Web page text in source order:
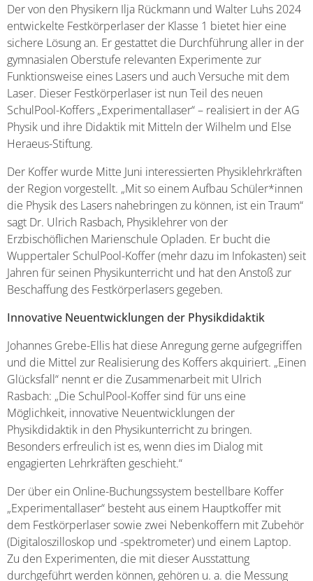
Der von den Physikern Ilja Rückmann und Walter Luhs 2024
entwickelte Festkörperlaser der Klasse 1 bietet hier eine
sichere Lösung an. Er gestattet die Durchführung aller in der
gymnasialen Oberstufe relevanten Experimente zur
Funktionsweise eines Lasers und auch Versuche mit dem
Laser. Dieser Festkörperlaser ist nun Teil des neuen
SchulPool-Koffers „Experimentallaser“ – realisiert in der AG
Physik und ihre Didaktik mit Mitteln der Wilhelm und Else
Heraeus-Stiftung.
Der Koffer wurde Mitte Juni interessierten Physiklehrkräften
der Region vorgestellt. „Mit so einem Aufbau Schüler*innen
die Physik des Lasers nahebringen zu können, ist ein Traum“
sagt Dr. Ulrich Rasbach, Physiklehrer von der
Erzbischöflichen Marienschule Opladen. Er bucht die
Wuppertaler SchulPool-Koffer (mehr dazu im Infokasten) seit
Jahren für seinen Physikunterricht und hat den Anstoß zur
Beschaffung des Festkörperlasers gegeben.
Innovative Neuentwicklungen der Physikdidaktik
Johannes Grebe-Ellis hat diese Anregung gerne aufgegriffen
und die Mittel zur Realisierung des Koffers akquiriert. „Einen
Glücksfall“ nennt er die Zusammenarbeit mit Ulrich
Rasbach: „Die SchulPool-Koffer sind für uns eine
Möglichkeit, innovative Neuentwicklungen der
Physikdidaktik in den Physikunterricht zu bringen.
Besonders erfreulich ist es, wenn dies im Dialog mit
engagierten Lehrkräften geschieht.“
Der über ein Online-Buchungssystem bestellbare Koffer
„Experimentallaser“ besteht aus einem Hauptkoffer mit
dem Festkörperlaser sowie zwei Nebenkoffern mit Zubehör
(Digitaloszilloskop und -spektrometer) und einem Laptop.
Zu den Experimenten, die mit dieser Ausstattung
durchgeführt werden können, gehören u. a. die Messung